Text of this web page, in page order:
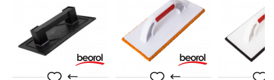
Namjena
Sunđeri namijenjeni ispiranju
pločica pri fugovanju
Zanat
Keramičari
Poruka